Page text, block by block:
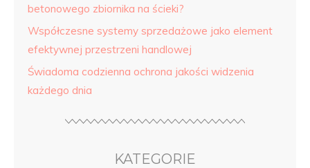
betonowego zbiornika na ścieki?
Współczesne systemy sprzedażowe jako element
efektywnej przestrzeni handlowej
Świadoma codzienna ochrona jakości widzenia
każdego dnia
KATEGORIE